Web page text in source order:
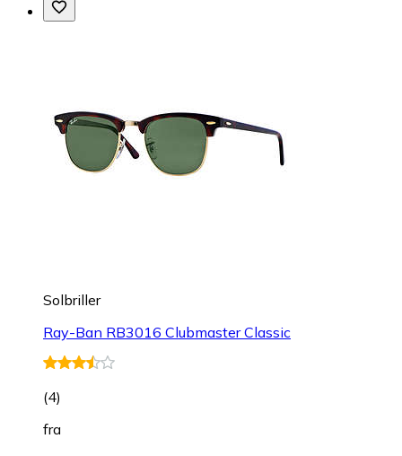
Solbriller
Ray-Ban RB3016 Clubmaster Classic
(4)
fra